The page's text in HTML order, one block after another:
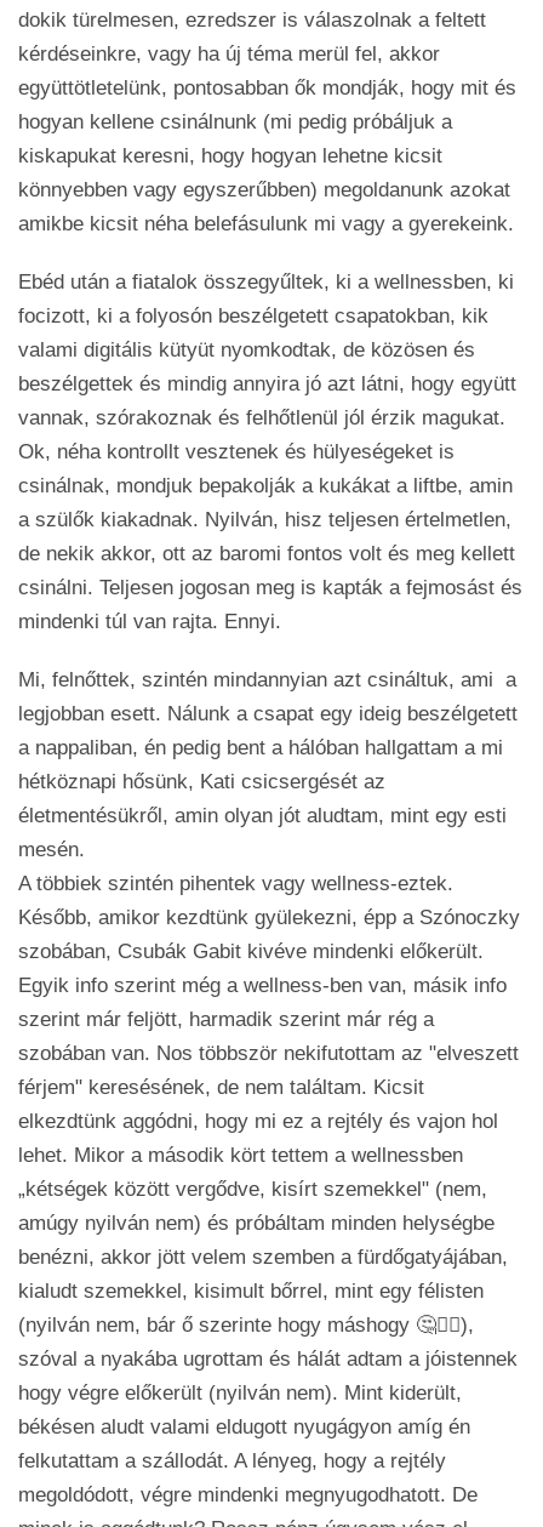
dokik türelmesen, ezredszer is válaszolnak a feltett
kérdéseinkre, vagy ha új téma merül fel, akkor
együttötletelünk, pontosabban ők mondják, hogy mit és
hogyan kellene csinálnunk (mi pedig próbáljuk a
kiskapukat keresni, hogy hogyan lehetne kicsit
könnyebben vagy egyszerűbben) megoldanunk azokat
amikbe kicsit néha belefásulunk mi vagy a gyerekeink.
Ebéd után a fiatalok összegyűltek, ki a wellnessben, ki
focizott, ki a folyosón beszélgetett csapatokban, kik
valami digitális kütyüt nyomkodtak, de közösen és
beszélgettek és mindig annyira jó azt látni, hogy együtt
vannak, szórakoznak és felhőtlenül jól érzik magukat.
Ok, néha kontrollt vesztenek és hülyeségeket is
csinálnak, mondjuk bepakolják a kukákat a liftbe, amin
a szülők kiakadnak. Nyilván, hisz teljesen értelmetlen,
de nekik akkor, ott az baromi fontos volt és meg kellett
csinálni. Teljesen jogosan meg is kapták a fejmosást és
mindenki túl van rajta. Ennyi.
Mi, felnőttek, szintén mindannyian azt csináltuk, ami a
legjobban esett. Nálunk a csapat egy ideig beszélgetett
a nappaliban, én pedig bent a hálóban hallgattam a mi
hétköznapi hősünk, Kati csicsergését az
életmentésükről, amin olyan jót aludtam, mint egy esti
mesén.
A többiek szintén pihentek vagy wellness-eztek.
Később, amikor kezdtünk gyülekezni, épp a Szónoczky
szobában, Csubák Gabit kivéve mindenki előkerült.
Egyik info szerint még a wellness-ben van, másik info
szerint már feljött, harmadik szerint már rég a
szobában van. Nos többször nekifutottam az "elveszett
férjem" keresésének, de nem találtam. Kicsit
elkezdtünk aggódni, hogy mi ez a rejtély és vajon hol
lehet. Mikor a második kört tettem a wellnessben
„kétségek között vergődve, kisírt szemekkel" (nem,
amúgy nyilván nem) és próbáltam minden helységbe
benézni, akkor jött velem szemben a fürdőgatyájában,
kialudt szemekkel, kisimult bőrrel, mint egy félisten
(nyilván nem, bár ő szerinte hogy máshogy 🤔🤷‍♀️),
szóval a nyakába ugrottam és hálát adtam a jóistennek
hogy végre előkerült (nyilván nem). Mint kiderült,
békésen aludt valami eldugott nyugágyon amíg én
felkutattam a szállodát. A lényeg, hogy a rejtély
megoldódott, végre mindenki megnyugodhatott. De